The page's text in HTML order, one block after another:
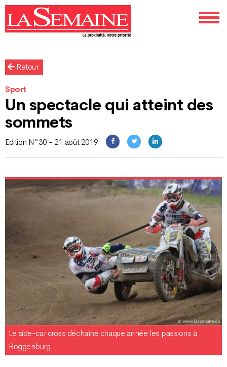
Retour
Sport
Un spectacle qui atteint des
sommets
Edition N°30 - 21 août 2019
Le side-car cross déchaîne chaque année les passions à
Roggenburg.